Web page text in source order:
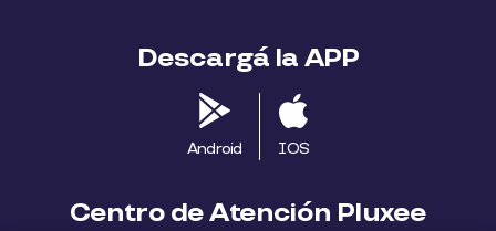
Descargá la APP
Android IOS
Centro de Atención Pluxee